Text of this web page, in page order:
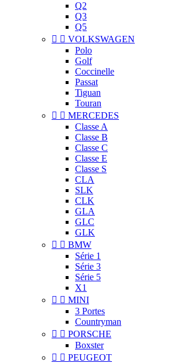
Q2
Q3
Q5
  VOLKSWAGEN
Polo
Golf
Coccinelle
Passat
Tiguan
Touran
  MERCEDES
Classe A
Classe B
Classe C
Classe E
Classe S
CLA
SLK
CLK
GLA
GLC
GLK
  BMW
Série 1
Série 3
Série 5
X1
  MINI
3 Portes
Countryman
  PORSCHE
Boxster
  PEUGEOT